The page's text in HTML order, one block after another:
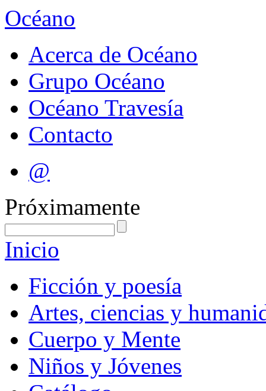
Océano
Acerca de Océano
Grupo Océano
Océano Travesía
Contacto
@
Próximamente
Inicio
Ficción y poesía
Artes, ciencias y
Cuerpo y Mente
Niños y Jóvenes